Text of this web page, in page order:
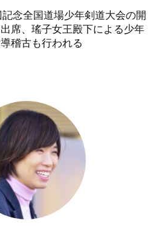
念全国道場少年剣道大会の開
席、瑤子女王殿下による少年
稽古も行われる